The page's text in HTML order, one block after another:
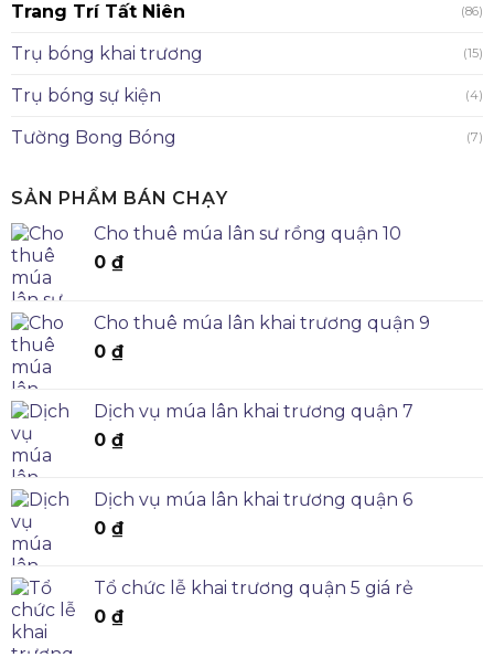
Trang Trí Tất Niên (86)
Trụ bóng khai trương (15)
Trụ bóng sự kiện (4)
Tường Bong Bóng (7)
SẢN PHẨM BÁN CHẠY
Cho thuê múa lân sư rồng quận 10
0 ₫
Cho thuê múa lân khai trương quận 9
0 ₫
Dịch vụ múa lân khai trương quận 7
0 ₫
Dịch vụ múa lân khai trương quận 6
0 ₫
Tổ chức lễ khai trương quận 5 giá rẻ
0 ₫